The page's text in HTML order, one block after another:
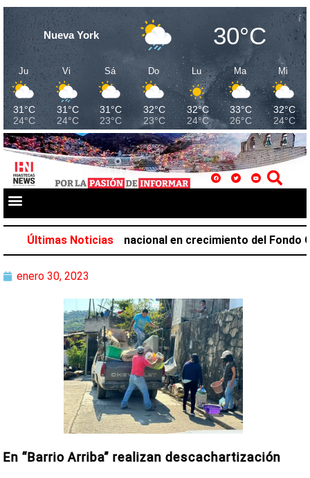
Nueva York 30°C
Ju
31°C
24°C
Vi
31°C
24°C
Sá
31°C
23°C
Do
32°C
23°C
Lu
32°C
24°C
Ma
33°C
26°C
Mi
32°C
24°C
Últimas Noticias
el primer lugar nacional en crecimiento del Fondo
enero 30, 2023
En “Barrio Arriba” realizan descachartización